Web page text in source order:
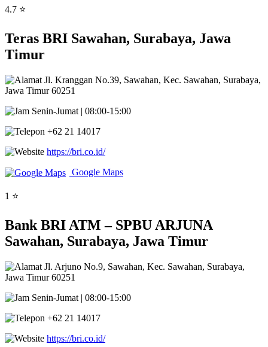
4.7 ⭐
Teras BRI Sawahan, Surabaya, Jawa
Timur
Jl. Kranggan No.39, Sawahan, Kec. Sawahan, Surabaya,
Jawa Timur 60251
Senin-Jumat | 08:00-15:00
+62 21 14017
https://bri.co.id/
Google Maps
1 ⭐
Bank BRI ATM – SPBU ARJUNA
Sawahan, Surabaya, Jawa Timur
Jl. Arjuno No.9, Sawahan, Kec. Sawahan, Surabaya,
Jawa Timur 60251
Senin-Jumat | 08:00-15:00
+62 21 14017
https://bri.co.id/